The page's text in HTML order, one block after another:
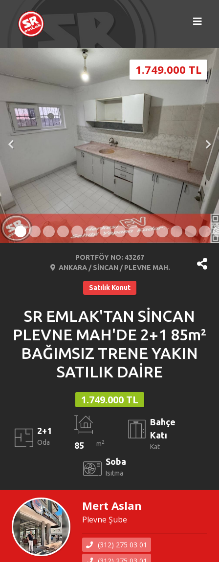
1.749.000 TL
PORTFÖY NO: 43267
ANKARA / SİNCAN / PLEVNE MAH.
Satılık Konut
SR EMLAK'TAN SİNCAN
PLEVNE MAH'DE 2+1 85m²
BAĞIMSIZ TRENE YAKIN
SATILIK DAİRE
1.749.000 TL
2+1
Oda 85 m2
Bahçe
Katı
Kat
Soba
Isıtma
Mert Aslan
Plevne Şube
(312) 275 03 01